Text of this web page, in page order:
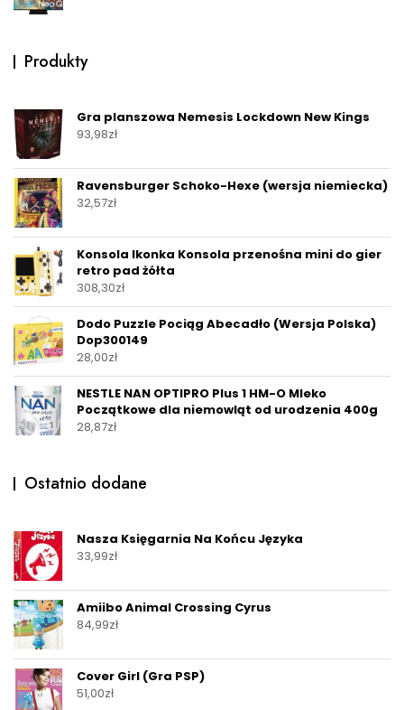
Produkty
Gra planszowa Nemesis Lockdown New Kings
93,98zł
Ravensburger Schoko-Hexe (wersja niemiecka)
32,57zł
Konsola Ikonka Konsola przenośna mini do gier
retro pad żółta
308,30zł
Dodo Puzzle Pociąg Abecadło (Wersja Polska)
Dop300149
28,00zł
NESTLE NAN OPTIPRO Plus 1 HM-O Mleko
Początkowe dla niemowląt od urodzenia 400g
28,87zł
Ostatnio dodane
Nasza Księgarnia Na Końcu Języka
33,99zł
Amiibo Animal Crossing Cyrus
84,99zł
Cover Girl (Gra PSP)
51,00zł